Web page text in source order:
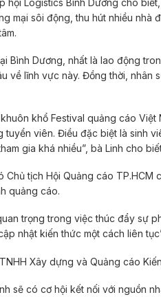
mại sôi động, thu hút nhiều
Bình Dương, nhất là lao động
về lĩnh vực này. Đồng thời,
khổ Festival quảng cáo
tuyển viên. Điều đặc biệt là sinh
gia khá nhiều”, bà Linh cho
Chủ tịch Hội Quảng cáo
quảng cáo.
trọng trong việc thúc đẩy sự
nhật kiến thức một cách liên
Xây dựng và Quảng cáo
sẽ có cơ hội kết nối với nguồn